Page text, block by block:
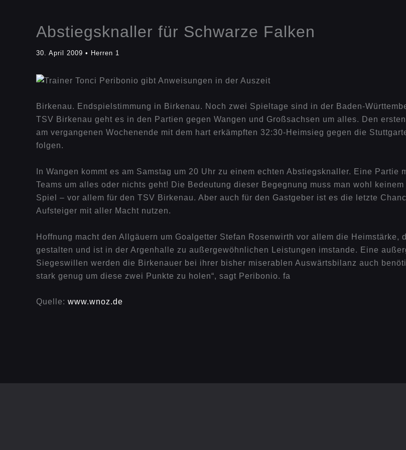
Abstiegsknaller für Schwarze Falken
30. April 2009 • Herren 1
Birkenau. Endspielstimmung in Birkenau. Noch zwei Spieltage sind in der Baden-
TSV Birkenau geht es in den Partien gegen Wangen und Großsachsen um alles. Den
am vergangenen Wochenende mit dem hart erkämpften 32:30-Heimsieg gegen die
folgen.
In Wangen kommt es am Samstag um 20 Uhr zu einem echten Abstiegsknaller. Eine
Teams um alles oder nichts geht! Die Bedeutung dieser Begegnung muss man wohl
Spiel – vor allem für den TSV Birkenau. Aber auch für den Gastgeber ist es die letzte
Aufsteiger mit aller Macht nutzen.
Hoffnung macht den Allgäuern um Goalgetter Stefan Rosenwirth vor allem die
gestalten und ist in der Argenhalle zu außergewöhnlichen Leistungen imstande. Eine
Siegeswillen werden die Birkenauer bei ihrer bisher miserablen Auswärtsbilanz auch
stark genug um diese zwei Punkte zu holen“, sagt Peribonio. fa
Quelle: www.wnoz.de